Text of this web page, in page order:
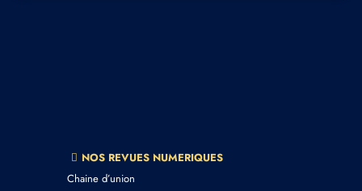
NOS REVUES NUMERIQUES
Chaine d’union